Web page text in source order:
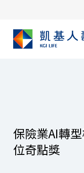
保險業AI轉
位奇點獎